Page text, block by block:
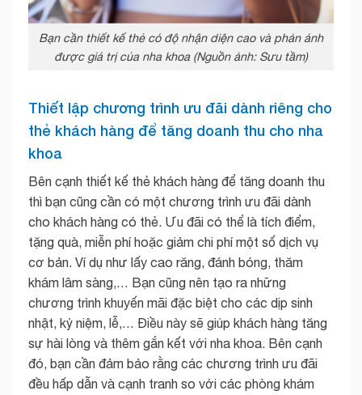
Bạn cần thiết kế thẻ có độ nhận diện cao và phản ánh
được giá trị của nha khoa (Nguồn ảnh: Sưu tầm)
Thiết lập chương trình ưu đãi dành riêng cho
thẻ khách hàng để tăng doanh thu cho nha
khoa
Bên cạnh thiết kế thẻ khách hàng để tăng doanh thu
thì bạn cũng cần có một chương trình ưu đãi dành
cho khách hàng có thẻ. Ưu đãi có thể là tích điểm,
tặng quà, miễn phí hoặc giảm chi phí một số dịch vụ
cơ bản. Ví dụ như lấy cao răng, đánh bóng, thăm
khám lâm sàng,… Bạn cũng nên tạo ra những
chương trình khuyến mãi đặc biệt cho các dịp sinh
nhật, kỷ niệm, lễ,… Điều này sẽ giúp khách hàng tăng
sự hài lòng và thêm gắn kết với nha khoa. Bên cạnh
đó, bạn cần đảm bảo rằng các chương trình ưu đãi
đều hấp dẫn và cạnh tranh so với các phòng khám